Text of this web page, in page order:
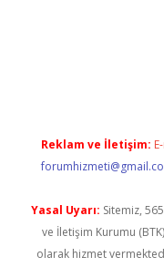
Reklam ve İletişim:
Yasal Uyarı: Sitemiz,
ve İletişim Kurumu
olarak hizmet